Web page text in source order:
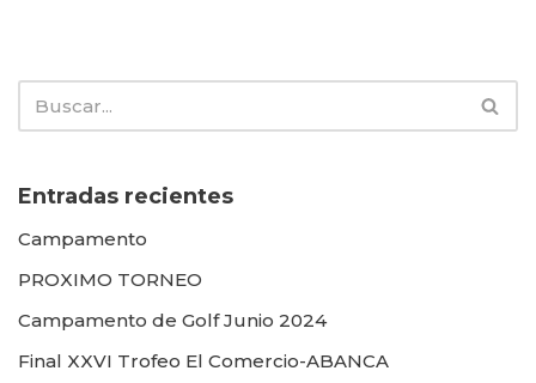
Entradas recientes
Campamento
PROXIMO TORNEO
Campamento de Golf Junio 2024
Final XXVI Trofeo El Comercio-ABANCA